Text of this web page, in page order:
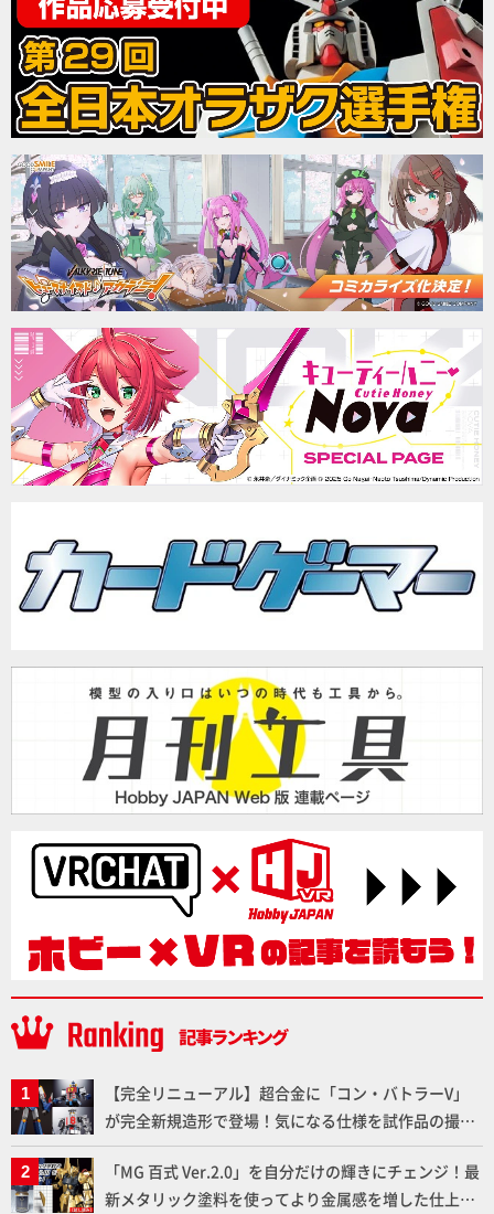
【完全リニューアル】超合金に「コン・バトラーV」
が完全新規造形で登場！気になる仕様を試作品の撮り
下ろしでご紹介!!さらに「大鉄人17」＆「ワンエイ
ト」セット情報もお届け！【超合金の魂】
「MG 百式 Ver.2.0」を自分だけの輝きにチェンジ！最
新メタリック塗料を使ってより金属感を増した仕上が